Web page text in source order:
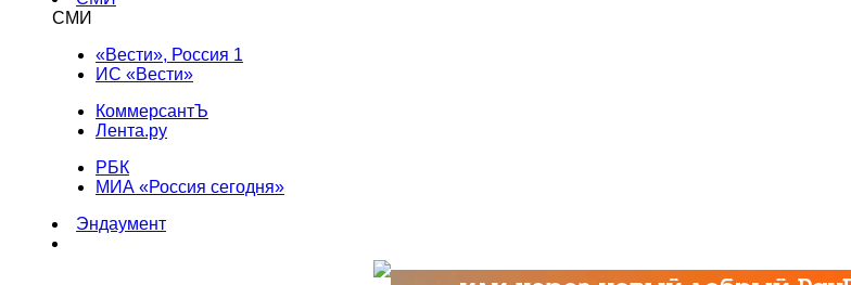
СМИ
«Вести», Россия 1
ИС «Вести»
КоммерсантЪ
Лента.ру
РБК
МИА «Россия сегодня»
Эндаумент